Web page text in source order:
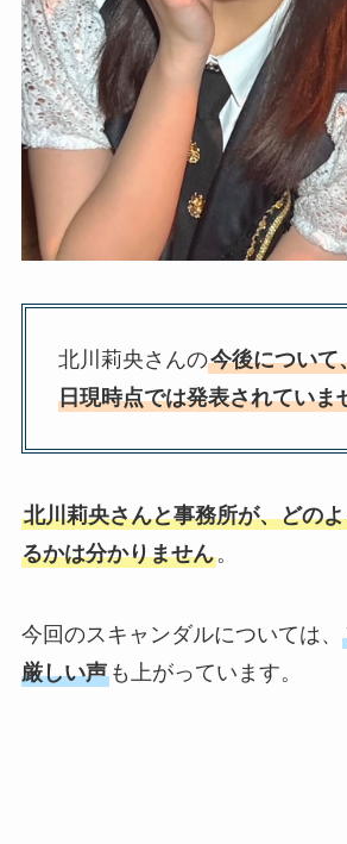
北川莉央さんの今後について
日現時点では発表されていま
北川莉央さんと事務所が、どの
るかは分かりません。
今回のスキャンダルについては、
厳しい声も上がっています。